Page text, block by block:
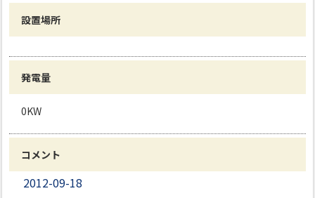
設置場所
発電量
0KW
コメント
2012-09-18